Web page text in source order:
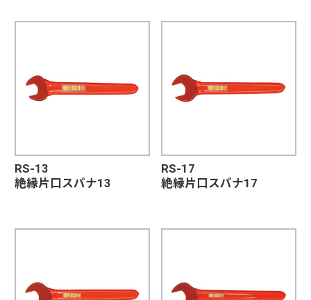
RS-13
絶縁片口スパナ13
RS-17
絶縁片口スパナ17